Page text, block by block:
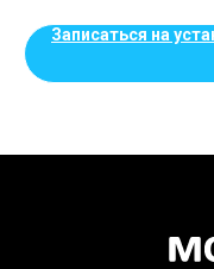
Записаться на